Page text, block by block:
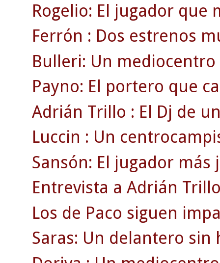
Rogelio: El jugador que
Ferrón : Dos estrenos
Bulleri: Un mediocentro
Payno: El portero que
Adrián Trillo : El Dj de
Luccin : Un
Sansón: El jugador
Entrevista a Adrián
Los de Paco siguen
Saras: Un delantero sin